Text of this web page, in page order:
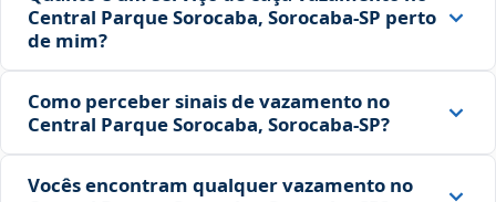
Central Parque Sorocaba, Sorocaba‑SP perto
de mim?
Como perceber sinais de vazamento no
Central Parque Sorocaba, Sorocaba‑SP?
Vocês encontram qualquer vazamento no